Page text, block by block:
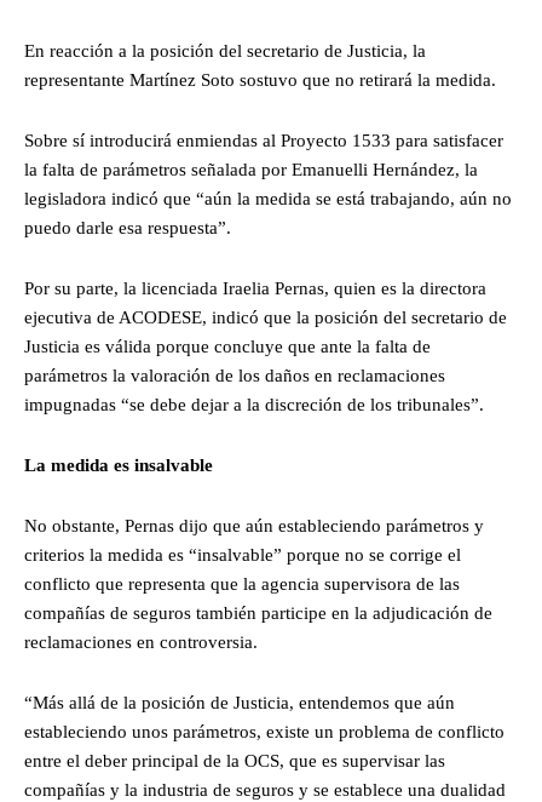
En reacción a la posición del secretario de Justicia, la
representante Martínez Soto sostuvo que no retirará la medida.
Sobre sí introducirá enmiendas al Proyecto 1533 para satisfacer
la falta de parámetros señalada por Emanuelli Hernández, la
legisladora indicó que “aún la medida se está trabajando, aún no
puedo darle esa respuesta”.
Por su parte, la licenciada Iraelia Pernas, quien es la directora
ejecutiva de ACODESE, indicó que la posición del secretario de
Justicia es válida porque concluye que ante la falta de
parámetros la valoración de los daños en reclamaciones
impugnadas “se debe dejar a la discreción de los tribunales”.
La medida es insalvable
No obstante, Pernas dijo que aún estableciendo parámetros y
criterios la medida es “insalvable” porque no se corrige el
conflicto que representa que la agencia supervisora de las
compañías de seguros también participe en la adjudicación de
reclamaciones en controversia.
“Más allá de la posición de Justicia, entendemos que aún
estableciendo unos parámetros, existe un problema de conflicto
entre el deber principal de la OCS, que es supervisar las
compañías y la industria de seguros y se establece una dualidad